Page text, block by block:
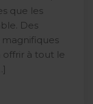
que les
Des
magnifiques
offrir à tout le